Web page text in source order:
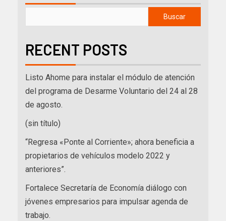
Buscar
RECENT POSTS
Listo Ahome para instalar el módulo de atención
del programa de Desarme Voluntario del 24 al 28
de agosto.
(sin título)
“Regresa «Ponte al Corriente»; ahora beneficia a
propietarios de vehículos modelo 2022 y
anteriores”.
Fortalece Secretaría de Economía diálogo con
jóvenes empresarios para impulsar agenda de
trabajo.